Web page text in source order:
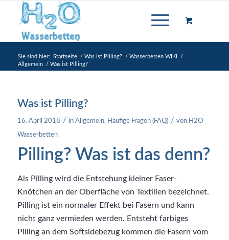
Sie sind hier: Startseite / Was ist Pilling? / Wasserbetten WIKI
/
Allgemein
/ Was ist Pilling?
Was ist Pilling?
16. April 2018 / in Allgemein, Häufige Fragen (FAQ) / von H2O
Wasserbetten
Pilling? Was ist das denn?
Als Pilling wird die Entstehung kleiner Faser-
Knötchen an der Oberfläche von Textilien bezeichnet.
Pilling ist ein normaler Effekt bei Fasern und kann
nicht ganz vermieden werden. Entsteht farbiges
Pilling an dem Softsidebezug kommen die Fasern vom